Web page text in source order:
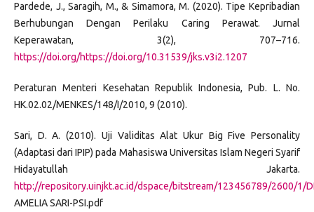
Pardede, J., Saragih, M., & Simamora, M. (2020). Tipe Kepribadian
Berhubungan Dengan Perilaku Caring Perawat. Jurnal
Keperawatan, 3(2), 707–716.
https://doi.org/https://doi.org/10.31539/jks.v3i2.1207
Peraturan Menteri Kesehatan Republik Indonesia, Pub. L. No.
HK.02.02/MENKES/148/I/2010, 9 (2010).
Sari, D. A. (2010). Uji Validitas Alat Ukur Big Five Personality
(Adaptasi dari IPIP) pada Mahasiswa Universitas Islam Negeri Syarif
Hidayatullah Jakarta.
http://repository.uinjkt.ac.id/dspace/bitstream/123456789/2600/1/
AMELIA SARI-PSI.pdf